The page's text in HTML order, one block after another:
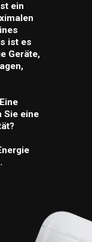
ein
ist es
Geräte,
Sie eine